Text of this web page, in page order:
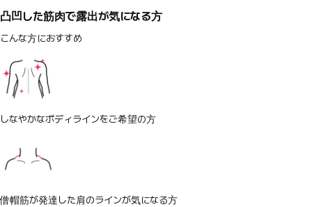
凸凹した筋肉で露出が気になる方
こんな方におすすめ
しなやかなボディラインをご希望の方
僧帽筋が発達した肩のラインが気になる方